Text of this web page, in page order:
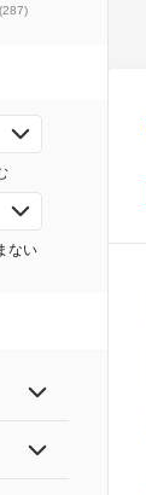
(287)
ない